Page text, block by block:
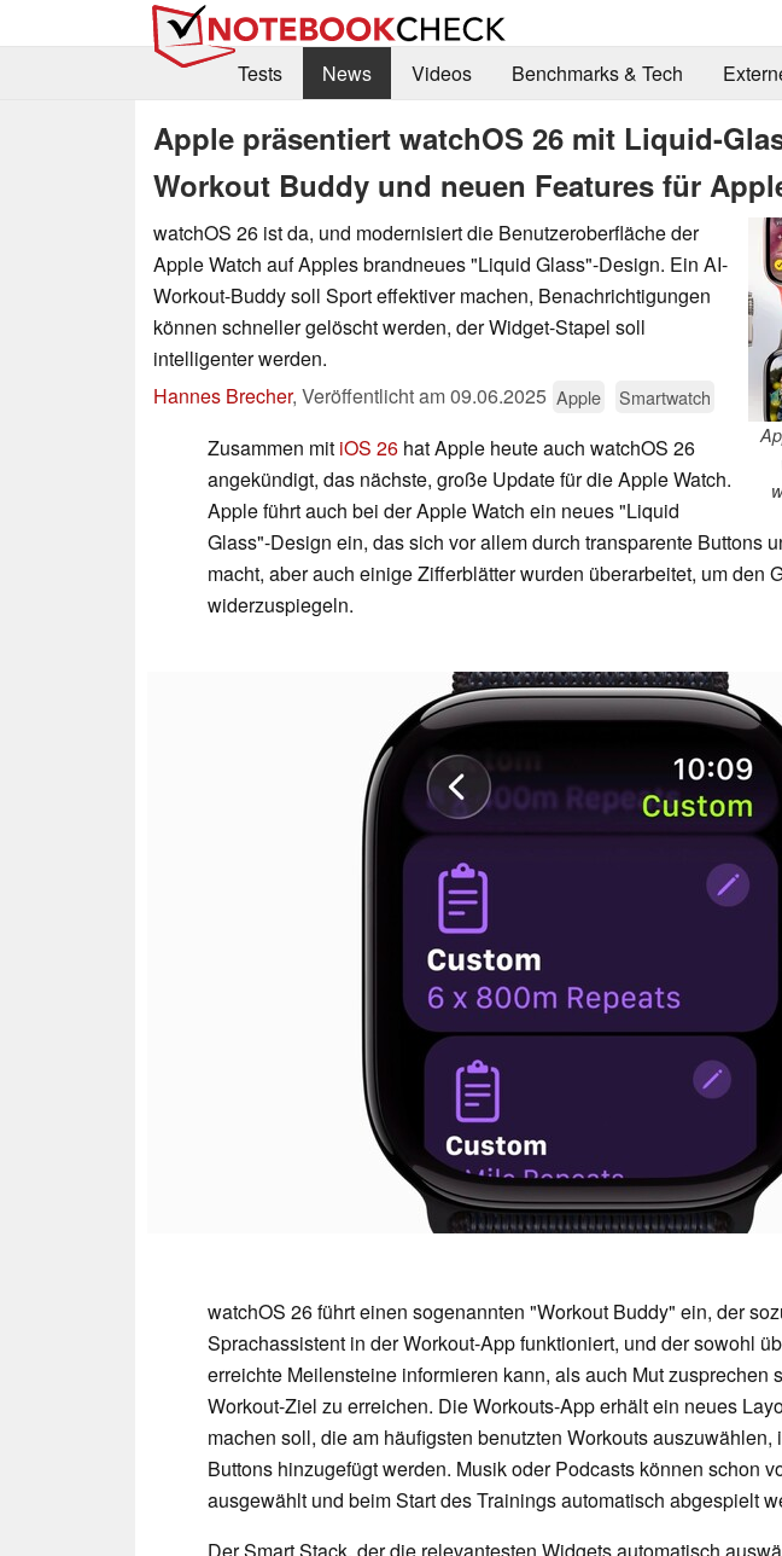
Tests
News Videos Benchmarks & Tech
Apple präsentiert watchOS 26 mit Liquid-
Workout Buddy und neuen Features für
watchOS 26 ist da, und modernisiert die Benutzeroberfläche der
Apple Watch auf Apples brandneues "Liquid Glass"-Design. Ein AI-
Workout-Buddy soll Sport effektiver machen, Benachrichtigungen
können schneller gelöscht werden, der Widget-Stapel soll
intelligenter werden.
Hannes Brecher, Veröffentlicht am09.06.2025 Apple Smartwatch
Zusammen mit iOS 26 hat Apple heute auch watchOS 26
angekündigt, das nächste, große Update für die Apple Watch.
Apple führt auch bei der Apple Watch ein neues "Liquid
Glass"-Design ein, das sich vor allem durch transparente Buttons
macht, aber auch einige Zifferblätter wurden überarbeitet, um den
widerzuspiegeln.
watchOS 26 führt einen sogenannten "Workout Buddy" ein, der
Sprachassistent in der Workout-App funktioniert, und der sowohl
erreichte Meilensteine informieren kann, als auch Mut zusprechen
Workout-Ziel zu erreichen. Die Workouts-App erhält ein neues
machen soll, die am häufigsten benutzten Workouts auszuwählen,
Buttons hinzugefügt werden. Musik oder Podcasts können schon
ausgewählt und beim Start des Trainings automatisch abgespielt